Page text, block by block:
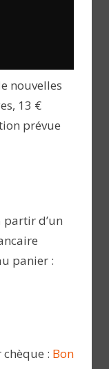
nouvelles
13 €
prévue
partir d’un
panier :
: Bon